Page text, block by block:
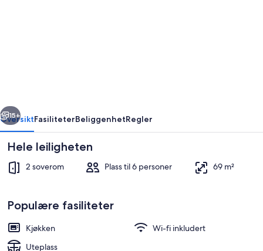
Neste
15+
OversiktFasiliteterBeliggenhetRegler
Hele leiligheten
2 soverom Plass til 6 personer 69 m²
Populære fasiliteter
Kjøkken
Wi-fi inkludert
Uteplass